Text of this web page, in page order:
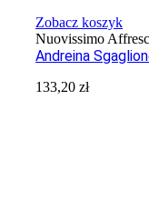
Zobacz koszyk
Nuovissimo
Andreina
133,20zł